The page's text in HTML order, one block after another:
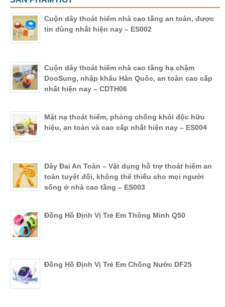
Cuộn dây thoát hiểm nhà cao tầng an toàn, được
tin dùng nhất hiện nay – ES002
Cuộn dây thoát hiểm nhà cao tầng hạ chậm
DooSung, nhập khẩu Hàn Quốc, an toàn cao cấp
nhất hiện nay – CDTH06
Mặt nạ thoát hiểm, phòng chống khói độc hữu
hiệu, an toàn và cao cấp nhất hiện nay – ES004
Dây Đai An Toàn – Vật dụng hỗ trợ thoát hiểm an
toàn tuyệt đối, không thể thiếu cho mọi người
sống ở nhà cao tầng – ES003
Đồng Hồ Định Vị Trẻ Em Thông Minh Q50
Đồng Hồ Định Vị Trẻ Em Chống Nước DF25